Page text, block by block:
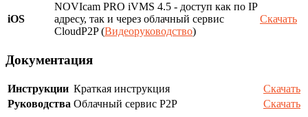
iOS
NOVIcam PRO iVMS 4.5 - доступ как по IP
адресу, так и через облачный сервис
CloudP2P (Видеоруководство)
Скачать
Документация
Инструкции Краткая инструкция
Скачать
Руководства Облачный сервис P2P Скачать